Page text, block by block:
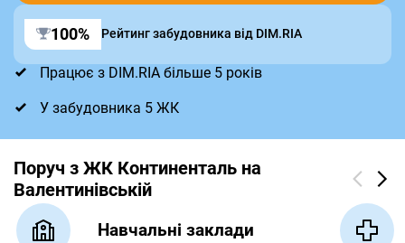
100% Рейтинг забудовника від DIM.RIA
Працює з DIM.RIA більше 5 років
У забудовника 5 ЖК
Поруч з ЖК Континенталь на
Валентинівській
Навчальні заклади